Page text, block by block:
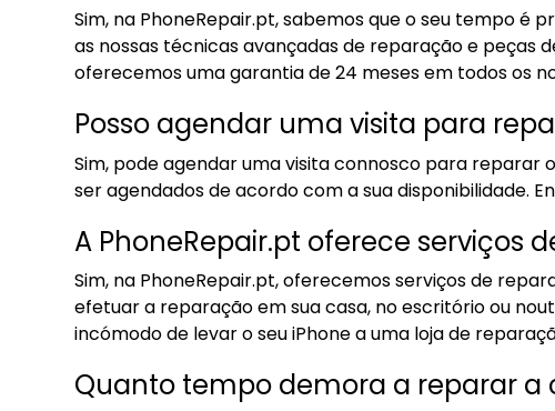
Sim, na PhoneRepair.pt, sabemos que o seu tempo é
as nossas técnicas avançadas de reparação e peças
oferecemos uma garantia de 24 meses em todos os
Posso agendar uma visita para
Sim, pode agendar uma visita connosco para reparar
ser agendados de acordo com a sua disponibilidade.
A PhoneRepair.pt oferece serviços
Sim, na PhoneRepair.pt, oferecemos serviços de
efetuar a reparação em sua casa, no escritório ou
incómodo de levar o seu iPhone a uma loja de
Quanto tempo demora a reparar a